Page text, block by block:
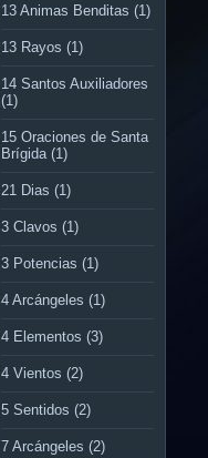
13 Animas Benditas (1)
13 Rayos (1)
14 Santos Auxiliadores
(1)
15 Oraciones de Santa
Brígida (1)
21 Dias (1)
3 Clavos (1)
3 Potencias (1)
4 Arcángeles (1)
4 Elementos (3)
4 Vientos (2)
5 Sentidos (2)
7 Arcángeles (2)